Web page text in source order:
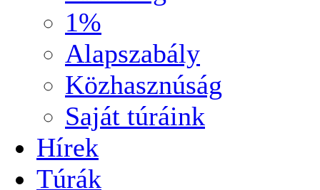
1%
Alapszabály
Közhasznúság
Saját túráink
Hírek
Túrák